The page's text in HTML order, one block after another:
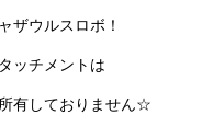
ザウルスロボ！
ッチメントは
有しておりません☆